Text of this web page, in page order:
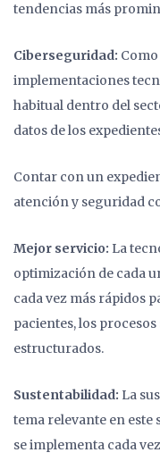
tendencias más
Ciberseguridad:
implementaciones
habitual dentro del
datos de los
Contar con un
atención y seguridad
Mejor servicio: La
optimización de cada
cada vez más rápidos
pacientes, los
estructurados.
Sustentabilidad: La
tema relevante en este
se implementa cada